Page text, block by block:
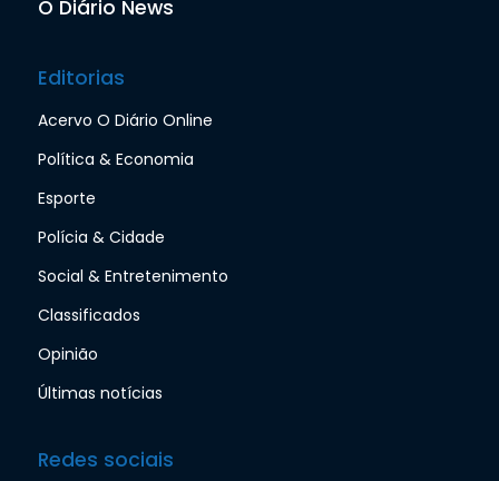
O Diário News
Editorias
Acervo O Diário Online
Política & Economia
Esporte
Polícia & Cidade
Social & Entretenimento
Classificados
Opinião
Últimas notícias
Redes sociais